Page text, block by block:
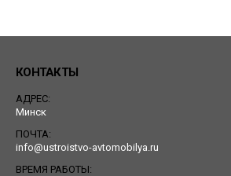
КОНТАКТЫ
АДРЕС:
Минск
ПОЧТА:
info@ustroistvo-avtomobilya.ru
ВРЕМЯ РАБОТЫ: